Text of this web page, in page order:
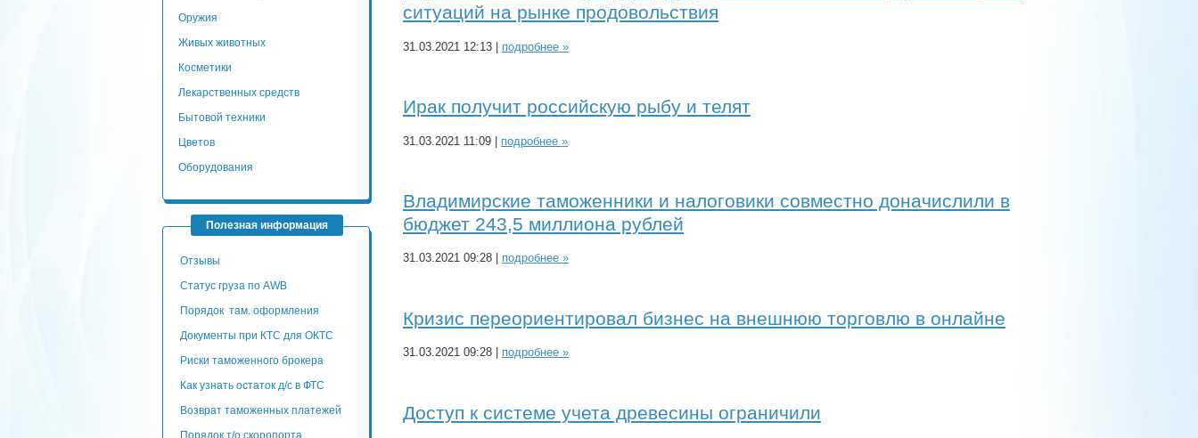
Оружия
Живых животных
Косметики
Лекарственных средств
Бытовой техники
Цветов
Оборудования
Полезная информация
Отзывы
Статус груза по AWB
Порядок там. оформления
Документы при КТС для ОКТС
Риски таможенного брокера
Как узнать остаток д/с в ФТС
Возврат таможенных платежей
Порядок т/о скоропорта
ситуаций на рынке продовольствия
31.03.2021 12:13 | подробнее »
Ирак получит российскую рыбу и телят
31.03.2021 11:09 | подробнее »
Владимирские таможенники и налоговики совместно доначислили в
бюджет 243,5 миллиона рублей
31.03.2021 09:28 | подробнее »
Кризис переориентировал бизнес на внешнюю торговлю в онлайне
31.03.2021 09:28 | подробнее »
Доступ к системе учета древесины ограничили